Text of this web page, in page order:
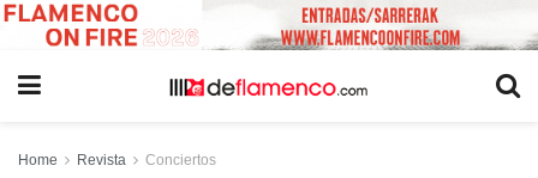
Home Revista Conciertos